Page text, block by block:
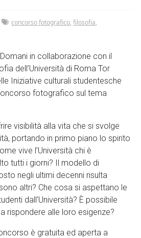
concorso fotografico,filosofia,
in collaborazione con il
dell’Università di Roma Tor
Iniziative culturali studentesche
fotografico sul tema
visibilità alla vita che si svolge
portando in primo piano lo spirito
vive l’Università chi è
tutti i giorni? Il modello di
negli ultimi decenni risulta
altri? Che cosa si aspettano le
dall’Università? È possibile
rispondere alle loro esigenze?
è gratuita ed aperta a